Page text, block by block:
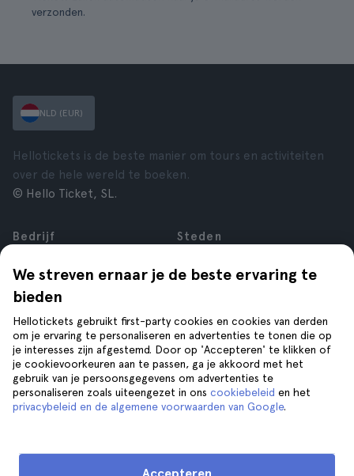
verzonden.
We streven ernaar je de beste ervaring te
bieden
Hellotickets gebruikt first-party cookies en cookies van derden
om je ervaring te personaliseren en advertenties te tonen die op
je interesses zijn afgestemd. Door op 'Accepteren' te klikken of
je cookievoorkeuren aan te passen, ga je akkoord met het
gebruik van je persoonsgegevens om advertenties te
personaliseren zoals uiteengezet in ons cookiebeleid en het
privacybeleid en de algemene voorwaarden van Google.
NLD (EUR)
Hellotickets is de beste manier om tours en activiteiten
over de hele wereld te boeken.
© Hello Ticket, SL.
Bedrijf
Vacatures
Affiliate
Reviews
Privacy
Voorwaarden
Juridische kennisgeving
Cookies
Steden
Rome
Londen
Granada
Krakau
Tenerife
Help